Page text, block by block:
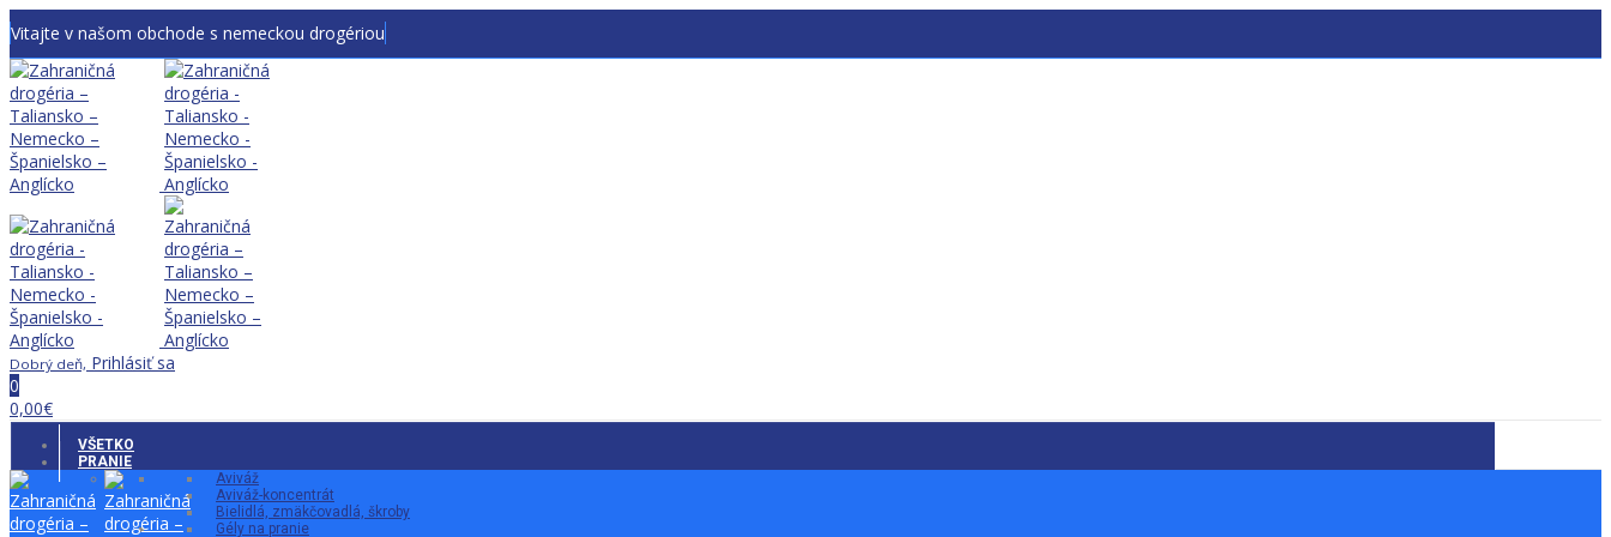
Vitajte v našom obchode s nemeckou drogériou
Dobrý deň, Prihlásiť sa
0
0,00€
VŠETKO
PRANIE
Aviváž
Aviváž-koncentrát
Bielidlá, zmäkčovadlá, škroby
Gély na pranie